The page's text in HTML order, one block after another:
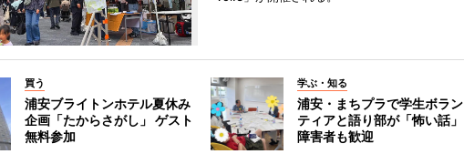
買う
浦安ブライトンホテル夏休み
企画「たからさがし」 ゲスト
無料参加
学ぶ・知る
浦安・まちプラで学生ボラン
ティアと語り部が「怖い話」
障害者も歓迎